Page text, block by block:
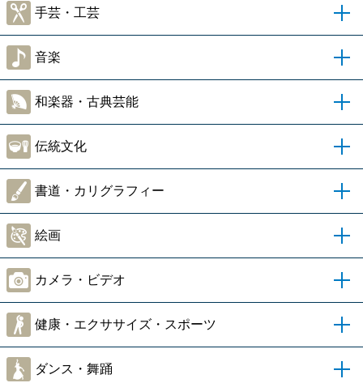
手芸・工芸
音楽
和楽器・古典芸能
伝統文化
書道・カリグラフィー
絵画
カメラ・ビデオ
健康・エクササイズ・スポーツ
ダンス・舞踊